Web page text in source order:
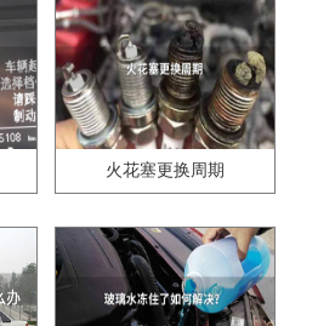
火花塞更换周期